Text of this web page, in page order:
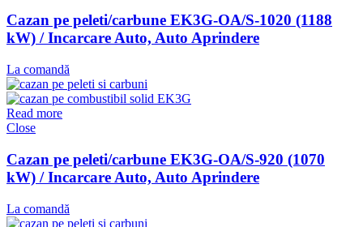
Cazan pe peleti/carbune EK3G-OA/S-1020 (1188
kW) / Incarcare Auto, Auto Aprindere
La comandă
Read more
Close
Cazan pe peleti/carbune EK3G-OA/S-920 (1070
kW) / Incarcare Auto, Auto Aprindere
La comandă